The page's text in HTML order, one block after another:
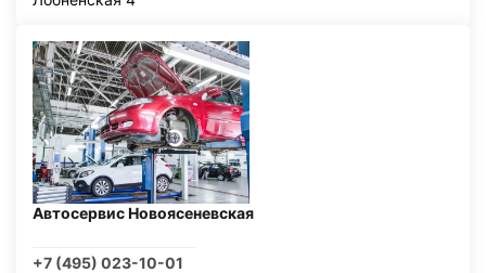
Автосервис Новоясеневская
+7 (495) 023-10-01